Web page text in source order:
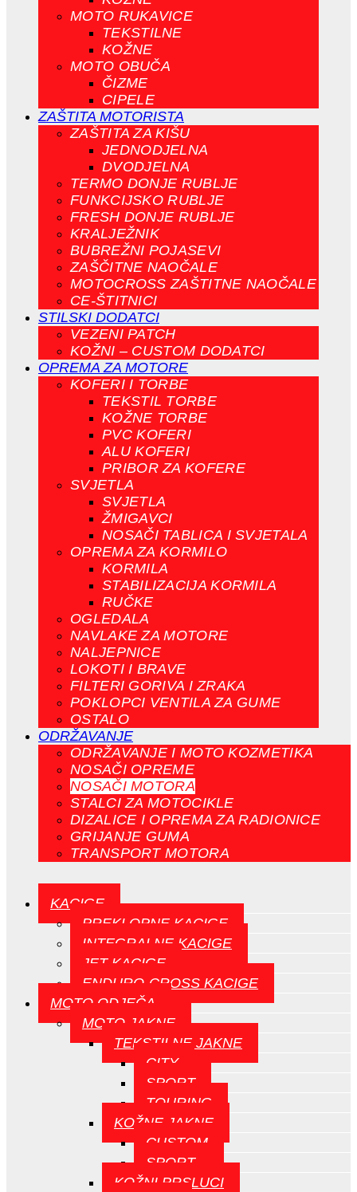
MOTO RUKAVICE
TEKSTILNE
KOŽNE
MOTO OBUČA
ČIZME
CIPELE
ZAŠTITA MOTORISTA
ZAŠTITA ZA KIŠU
JEDNODJELNA
DVODJELNA
TERMO DONJE RUBLJE
FUNKCIJSKO RUBLJE
FRESH DONJE RUBLJE
KRALJEŽNIK
BUBREŽNI POJASEVI
ZAŠČITNE NAOČALE
MOTOCROSS ZAŠTITNE NAOČALE
CE-ŠTITNICI
STILSKI DODATCI
VEZENI PATCH
KOŽNI – CUSTOM DODATCI
OPREMA ZA MOTORE
KOFERI I TORBE
TEKSTIL TORBE
KOŽNE TORBE
PVC KOFERI
ALU KOFERI
PRIBOR ZA KOFERE
SVJETLA
SVJETLA
ŽMIGAVCI
NOSAČI TABLICA I SVJETALA
OPREMA ZA KORMILO
KORMILA
STABILIZACIJA KORMILA
RUČKE
OGLEDALA
NAVLAKE ZA MOTORE
NALJEPNICE
LOKOTI I BRAVE
FILTERI GORIVA I ZRAKA
POKLOPCI VENTILA ZA GUME
OSTALO
ODRŽAVANJE
ODRŽAVANJE I MOTO KOZMETIKA
NOSAČI OPREME
NOSAČI MOTORA
STALCI ZA MOTOCIKLE
DIZALICE I OPREMA ZA RADIONICE
GRIJANJE GUMA
TRANSPORT MOTORA
KACIGE
PREKLOPNE KACIGE
INTEGRALNE KACIGE
JET KACIGE
ENDURO-CROSS KACIGE
MOTO ODJEČA
MOTO JAKNE
TEKSTILNE JAKNE
CITY
SPORT
TOURING
KOŽNE JAKNE
CUSTOM
SPORT
KOŽNI PRSLUCI